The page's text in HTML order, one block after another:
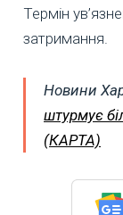
Термін
затримання.
Новини
штурмує
(КАРТА)